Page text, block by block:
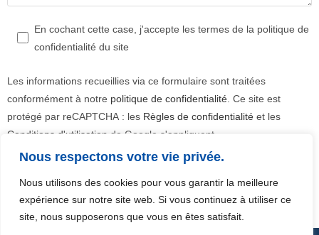
Nous respectons votre vie privée.
Nous utilisons des cookies pour vous garantir la meilleure
expérience sur notre site web. Si vous continuez à utiliser ce
site, nous supposerons que vous en êtes satisfait.
En cochant cette case, j'accepte les termes de la politique de
confidentialité du site
Les informations recueillies via ce formulaire sont traitées
conformément à notre politique de confidentialité . Ce site est
protégé par reCAPTCHA : les Règles de confidentialité et les
Conditions d'utilisation de Google s'appliquent.